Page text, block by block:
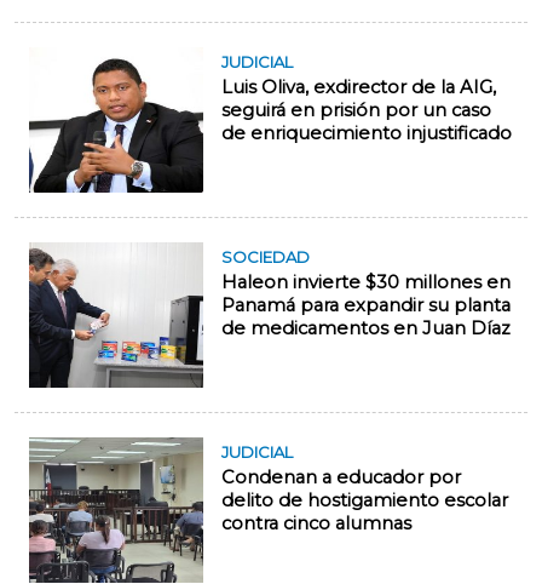
JUDICIAL
Luis Oliva, exdirector de la AIG,
seguirá en prisión por un caso
de enriquecimiento injustificado
SOCIEDAD
Haleon invierte $30 millones en
Panamá para expandir su planta
de medicamentos en Juan Díaz
JUDICIAL
Condenan a educador por
delito de hostigamiento escolar
contra cinco alumnas